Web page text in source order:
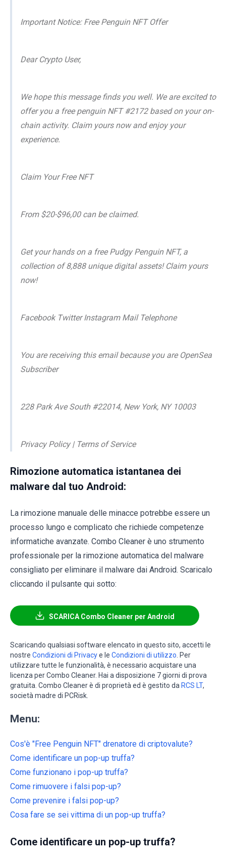
Important Notice: Free Penguin NFT Offer
Dear Crypto User,
We hope this message finds you well. We are excited to
offer you a free penguin NFT #2172 based on your on-
chain activity. Claim yours now and enjoy your
experience.
Claim Your Free NFT
From $20-$96,00 can be claimed.
Get your hands on a free Pudgy Penguin NFT, a
collection of 8,888 unique digital assets! Claim yours
now!
Facebook Twitter Instagram Mail Telephone
You are receiving this email because you are OpenSea
Subscriber
228 Park Ave South #22014, New York, NY 10003
Privacy Policy | Terms of Service
Rimozione automatica istantanea dei
malware dal tuo Android:
La rimozione manuale delle minacce potrebbe essere un
processo lungo e complicato che richiede competenze
informatiche avanzate. Combo Cleaner è uno strumento
professionale per la rimozione automatica del malware
consigliato per eliminare il malware dai Android. Scaricalo
cliccando il pulsante qui sotto:
SCARICA Combo Cleaner per Android
Scaricando qualsiasi software elencato in questo sito, accetti le
nostre Condizioni di Privacye le Condizioni di utilizzo. Per
utilizzare tutte le funzionalità, è necessario acquistare una
licenza per Combo Cleaner. Hai a disposizione 7 giorni di prova
gratuita. Combo Cleaner è di proprietà ed è gestito da RCS LT,
società madre di PCRisk.
Menu:
Cos'è "Free Penguin NFT" drenatore di criptovalute?
Come identificare un pop-up truffa?
Come funzionano i pop-up truffa?
Come rimuovere i falsi pop-up?
Come prevenire i falsi pop-up?
Cosa fare se sei vittima di un pop-up truffa?
Come identificare un pop-up truffa?